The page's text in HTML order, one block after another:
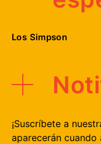
Los Simpson
¡Suscríbete a
aparecerán cuando